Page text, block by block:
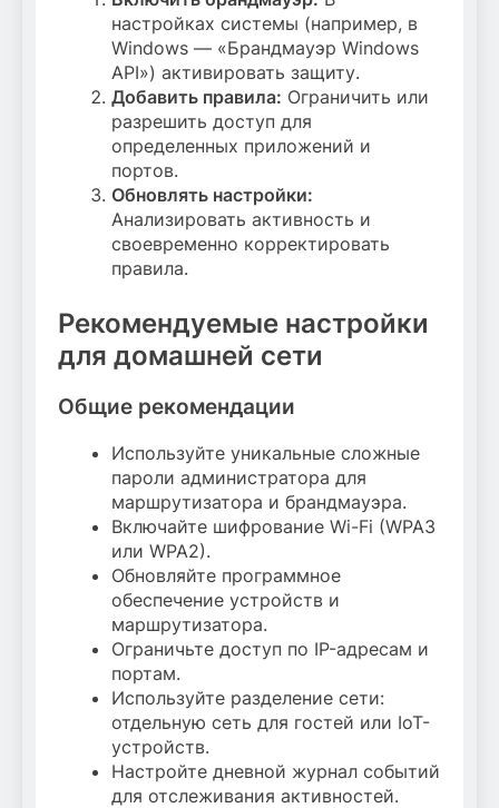
настройках системы (например, в
Windows — «Брандмауэр Windows
API») активировать защиту.
Добавить правила: Ограничить или
разрешить доступ для
определенных приложений и
портов.
Обновлять настройки:
Анализировать активность и
своевременно корректировать
правила.
Рекомендуемые настройки
для домашней сети
Общие рекомендации
Используйте уникальные сложные
пароли администратора для
маршрутизатора и брандмауэра.
Включайте шифрование Wi-Fi (WPA3
или WPA2).
Обновляйте программное
обеспечение устройств и
маршрутизатора.
Ограничьте доступ по IP-адресам и
портам.
Используйте разделение сети:
отдельную сеть для гостей или IoT-
устройств.
Настройте дневной журнал событий
для отслеживания активностей.